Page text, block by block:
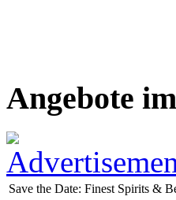
Angebote
Save the Date: Finest Spirits &